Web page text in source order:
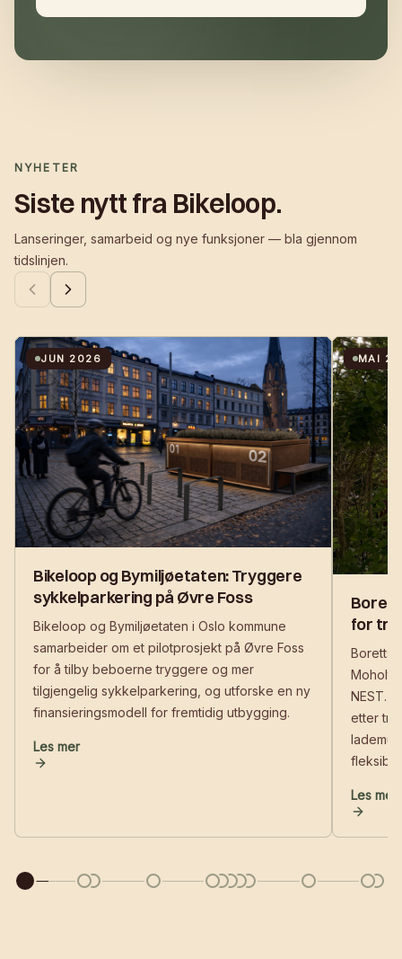
NYHETER
Siste nytt fra Bikeloop.
Lanseringer, samarbeid og nye funksjoner — bla gjennom
tidslinjen.
JUN 2026
Bikeloop og Bymiljøetaten: Tryggere
sykkelparkering på Øvre Foss
Bikeloop og Bymiljøetaten i Oslo kommune
samarbeider om et pilotprosjekt på Øvre Foss
for å tilby beboerne tryggere og mer
tilgjengelig sykkelparkering, og utforske en ny
finansieringsmodell for fremtidig utbygging.
Les artikkelen: Bikeloop og Bymiljøetaten: Tryggere
Les mer
MAI
for
Moholt i
NEST.
etter
Les
Les mer